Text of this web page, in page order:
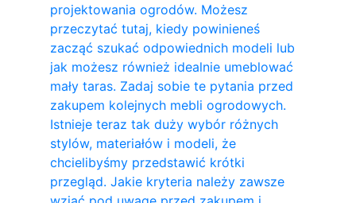
projektowania ogrodów. Możesz
przeczytać tutaj, kiedy powinieneś
zacząć szukać odpowiednich modeli lub
jak możesz również idealnie umeblować
mały taras. Zadaj sobie te pytania przed
zakupem kolejnych mebli ogrodowych.
Istnieje teraz tak duży wybór różnych
stylów, materiałów i modeli, że
chcielibyśmy przedstawić krótki
przegląd. Jakie kryteria należy zawsze